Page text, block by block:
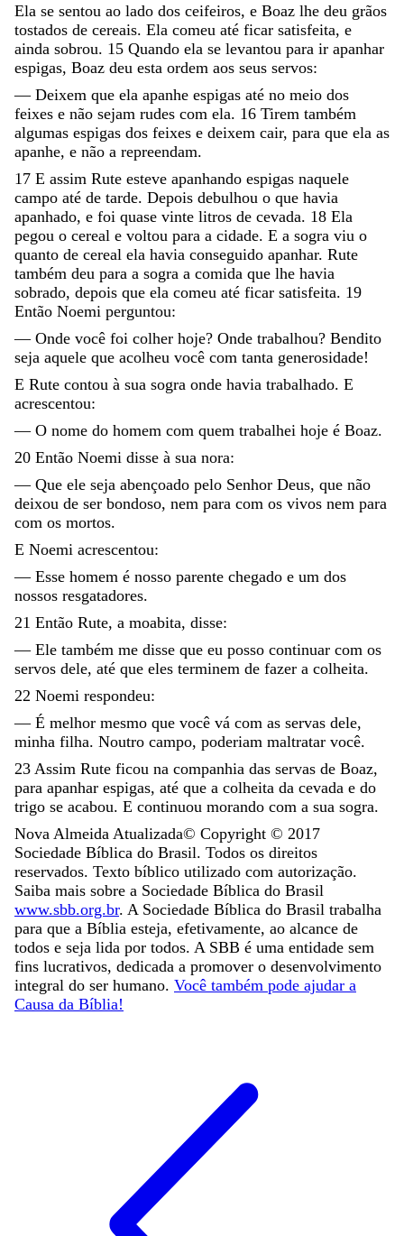
Ela se sentou ao lado dos ceifeiros, e Boaz lhe deu grãos
tostados de cereais. Ela comeu até ficar satisfeita, e
ainda sobrou. 15 Quando ela se levantou para ir apanhar
espigas, Boaz deu esta ordem aos seus servos:
— Deixem que ela apanhe espigas até no meio dos
feixes e não sejam rudes com ela. 16 Tirem também
algumas espigas dos feixes e deixem cair, para que ela as
apanhe, e não a repreendam.
17 E assim Rute esteve apanhando espigas naquele
campo até de tarde. Depois debulhou o que havia
apanhado, e foi quase vinte litros de cevada. 18 Ela
pegou o cereal e voltou para a cidade. E a sogra viu o
quanto de cereal ela havia conseguido apanhar. Rute
também deu para a sogra a comida que lhe havia
sobrado, depois que ela comeu até ficar satisfeita. 19
Então Noemi perguntou:
— Onde você foi colher hoje? Onde trabalhou? Bendito
seja aquele que acolheu você com tanta generosidade!
E Rute contou à sua sogra onde havia trabalhado. E
acrescentou:
— O nome do homem com quem trabalhei hoje é Boaz.
20 Então Noemi disse à sua nora:
— Que ele seja abençoado pelo Senhor Deus, que não
deixou de ser bondoso, nem para com os vivos nem para
com os mortos.
E Noemi acrescentou:
— Esse homem é nosso parente chegado e um dos
nossos resgatadores.
21 Então Rute, a moabita, disse:
— Ele também me disse que eu posso continuar com os
servos dele, até que eles terminem de fazer a colheita.
22 Noemi respondeu:
— É melhor mesmo que você vá com as servas dele,
minha filha. Noutro campo, poderiam maltratar você.
23 Assim Rute ficou na companhia das servas de Boaz,
para apanhar espigas, até que a colheita da cevada e do
trigo se acabou. E continuou morando com a sua sogra.
Nova Almeida Atualizada© Copyright © 2017
Sociedade Bíblica do Brasil. Todos os direitos
reservados. Texto bíblico utilizado com autorização.
Saiba mais sobre a Sociedade Bíblica do Brasil
www.sbb.org.br. A Sociedade Bíblica do Brasil trabalha
para que a Bíblia esteja, efetivamente, ao alcance de
todos e seja lida por todos. A SBB é uma entidade sem
fins lucrativos, dedicada a promover o desenvolvimento
integral do ser humano. Você também pode ajudar a
Causa da Bíblia!